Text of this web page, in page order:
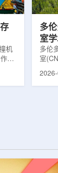
工...
机
组
多
室
多伦
室
的第